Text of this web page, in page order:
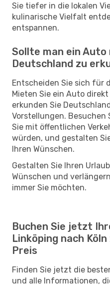
Sie tiefer in die lokalen
kulinarische Vielfalt
entspannen.
Sollte man ein Auto
Deutschland zu
Entscheiden Sie sich für
Mieten Sie ein Auto
erkunden Sie
Vorstellungen. Besuchen
Sie mit öffentlichen
würden, und gestalten
Ihren Wünschen.
Gestalten Sie Ihren
Wünschen und
immer Sie möchten.
Buchen Sie jetzt
Linköping nach
Preis
Finden Sie jetzt die
und alle Informationen,